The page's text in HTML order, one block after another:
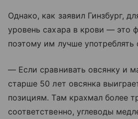
Однако, как заявил Гинзбург,
уровень сахара в крови — это
поэтому им лучше употреблять
— Если сравнивать овсянку и
старше 50 лет овсянка
позициям. Там крахмал более
соответственно, углеводы